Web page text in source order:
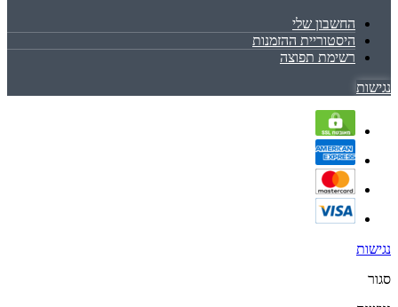
החשבון שלי
היסטוריית ההזמנות
רשימת תפוצה
נגישות
נגישות
סגור